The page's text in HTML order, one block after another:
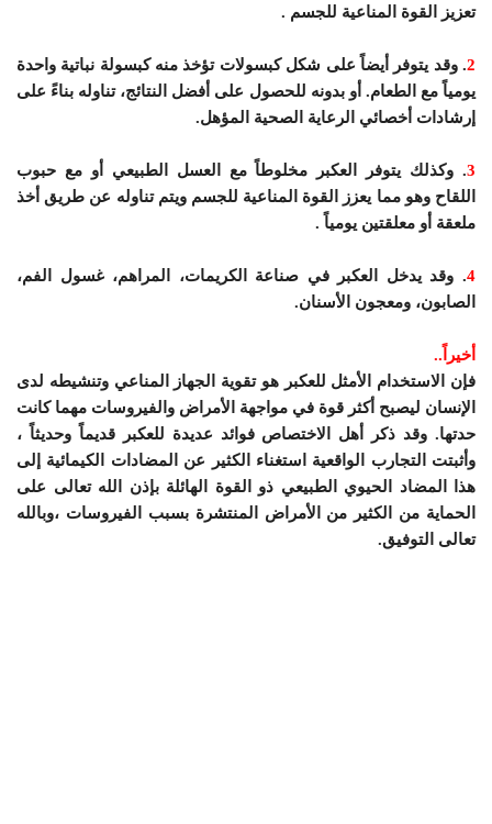
تعزيز القوة المناعية للجسم .
2. وقد يتوفر أيضاً على شكل كبسولات تؤخذ منه كبسولة نباتية واحدة
يومياً مع الطعام. أو بدونه للحصول على أفضل النتائج، تناوله بناءً على
إرشادات أخصائي الرعاية الصحية المؤهل.
3. وكذلك يتوفر العكبر مخلوطاً مع العسل الطبيعي أو مع حبوب
اللقاح وهو مما يعزز القوة المناعية للجسم ويتم تناوله عن طريق أخذ
ملعقة أو معلقتين يومياً .
4. وقد يدخل العكبر في صناعة الكريمات، المراهم، غسول الفم،
الصابون، ومعجون الأسنان.
أخيراً..
فإن الاستخدام الأمثل للعكبر هو تقوية الجهاز المناعي وتنشيطه لدى
الإنسان ليصبح أكثر قوة في مواجهة الأمراض والفيروسات مهما كانت
حدتها. وقد ذكر أهل الاختصاص فوائد عديدة للعكبر قديماً وحديثاً ،
وأثبتت التجارب الواقعية استغناء الكثير عن المضادات الكيمائية إلى
هذا المضاد الحيوي الطبيعي ذو القوة الهائلة بإذن الله تعالى على
الحماية من الكثير من الأمراض المنتشرة بسبب الفيروسات ،وبالله
تعالى التوفيق.